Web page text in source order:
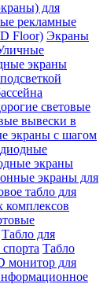
для
рекламные
Floor) Экраны
экраны
световые
вывески в
экраны с шагом
экраны
экраны для
табло для
комплексов
Табло для
Табло
монитор для